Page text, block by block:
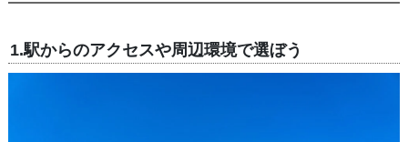
1.駅からのアクセスや周辺環境で選ぼう